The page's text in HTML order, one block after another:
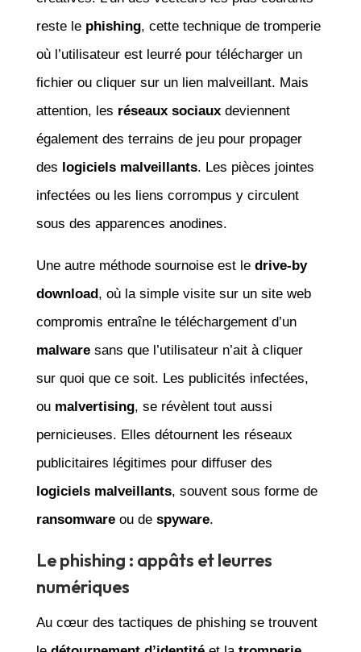
reste le phishing, cette technique de tromperie
où l’utilisateur est leurré pour télécharger un
fichier ou cliquer sur un lien malveillant. Mais
attention, les réseaux sociauxdeviennent
également des terrains de jeu pour propager
des logiciels malveillants. Les pièces jointes
infectées ou les liens corrompus y circulent
sous des apparences anodines.
Une autre méthode sournoise est le drive-by
download, où la simple visite sur un site web
compromis entraîne le téléchargement d’un
malwaresans que l’utilisateur n’ait à cliquer
sur quoi que ce soit. Les publicités infectées,
ou malvertising, se révèlent tout aussi
pernicieuses. Elles détournent les réseaux
publicitaires légitimes pour diffuser des
logiciels malveillants, souvent sous forme de
ransomwareou de spyware.
Le phishing : appâts et leurres
numériques
Au cœur des tactiques de phishing se trouvent